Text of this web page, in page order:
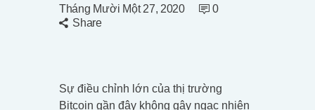
Tháng Mười Một 27, 2020
0
Share
Sự điều chỉnh lớn của thị trường
Bitcoin gần đây không gây ngạc nhiên